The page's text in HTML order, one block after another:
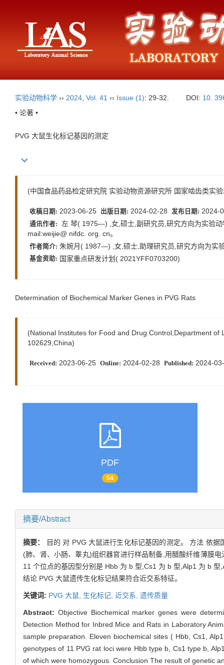
实验动物科学 ›› 2024 Vol. 41 ›› Issue (1): 29-32. DOI: 10.
• 论著 •
PVG 大鼠生化标记基因的测定
(中国食品药品检定研究院 实验动物资源研究所 国家啮齿类实
收稿日期: 2023-06-25 出版日期: 2024-02-28 发布日期: 2024-
通讯作者:
左 琴( 1975—) ,女,硕士,副研究员,研究方向为实验
mail:weijie@ nifdc. org. cn。
作者简介: 朱婉月( 1987—) ,女,硕士,助理研究员,研究方向为实
基金资助: 国家重点研发计划( 2021YFF0703200)
Determination of Biochemical Marker Genes in PVG Rats
(National Institutes for Food and Drug Control,Department
102629,China)
Received: 2023-06-25 Online: 2024-02-28 Published: 2024-
PDF
54
摘要/Abstract
摘要：
目的 对 PVG 大鼠进行生化标记基因的测定。 方法 依
(肺、肾、小肠、睾丸)组织器官进行样品制备,用醋酸纤维薄膜
11 个位点的基因型分别是 Hbb 为 b 型,Cs1 为 b 型,Alp1 为 b
结论 PVG 大鼠遗传生化标记结果符合近交系特征。
关键词: PVG 大鼠, 生化标记, 近交系, 遗传质量
Abstract: Objective Biochemical marker genes were
Detection Method for Inbred Mice and Rats in Laboratory
sample preparation. Eleven biochemical sites ( Hbb, Cs1,
genotypes of 11 PVG rat loci were Hbb type b, Cs1 type b,
of which were homozygous. Conclusion The result of genetic